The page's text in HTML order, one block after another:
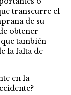
transcurre el
de su
obtener
también
la falta de
en la